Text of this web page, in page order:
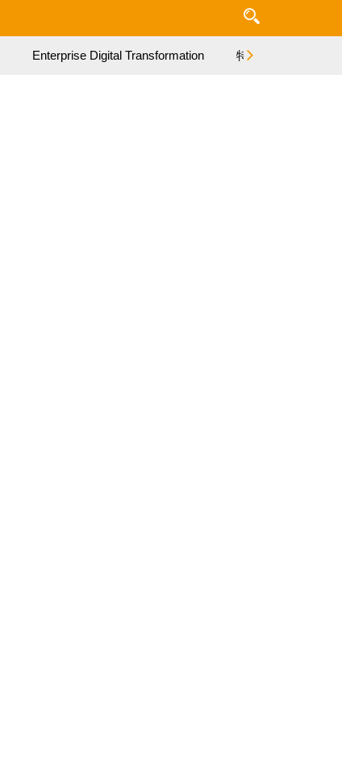
Enterprise Digital Transformation 特集